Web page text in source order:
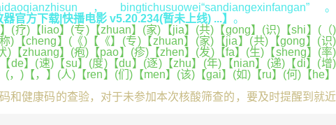
，bingtichusuowei“sandiangexinfangan”。
器官方下载|快播电影 v5.20.234(暂未上线) ...】 。
)【liao】(专)【zhuan】(家)【jia】(共)【gong】(识)【shi】(（)
)【cheng】(《)【《】(专)【zhuan】(家)【jia】(共)【gong】(识)
【zhuang】(疱)【pao】(疹)【zhen】(发)【fa】(生)【sheng】(率)
de】(速)【su】(度)【du】(逐)【zhu】(年)【nian】(递)【di】(增)
，)【，】(人)【ren】(们)【men】(该)【gai】(如)【ru】(何)【he】
健康码的查验，对于未参加本次核酸筛查的，要及时提醒到就近